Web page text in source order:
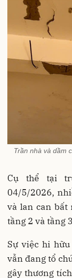
Trần nhà và dầm
Cụ thể tại
04/5/2026,
và lan can bất
tầng 2 và tầng
Sự việc hi
vẫn đang tổ
gây thương